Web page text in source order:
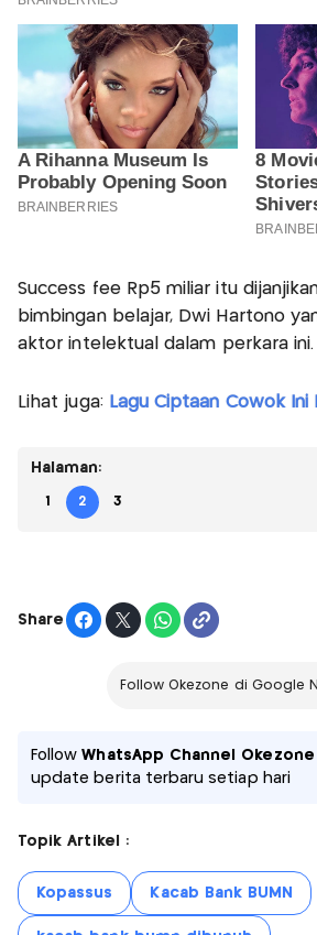
Success fee Rp5 miliar itu
bimbingan belajar, Dwi Hartono
aktor intelektual dalam perkara ini.
Lihat juga: Lagu Ciptaan Cowok Ini
Halaman:
1 2 3
Share
Follow Okezone di Google
FollowWhatsApp Channel Okezone
update berita terbaru setiap hari
Topik Artikel :
Kopassus Kacab Bank BUMN